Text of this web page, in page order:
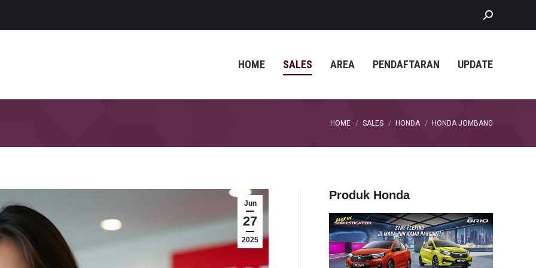
Search:
HOME SALES AREA PENDAFTARAN UPDATE
You are here:
HOME SALES HONDA HONDA JOMBANG
Jun
27
2025
Produk Honda